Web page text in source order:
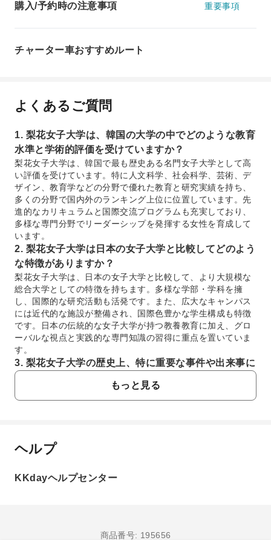
購入/予約時の注意事項 重要事項
チャーター車おすすめルート
よくあるご質問
1. 梨花女子大学は、韓国の大学の中でどのような教育
水準と学術的評価を受けていますか？
梨花女子大学は、韓国で最も歴史ある名門女子大学として高
い評価を受けています。特に人文科学、社会科学、芸術、デ
ザイン、教育学などの分野で優れた教育と研究実績を持ち、
多くの分野で国内外のランキング上位に位置しています。先
進的なカリキュラムと国際交流プログラムも充実しており、
多様な専門分野でリーダーシップを発揮する女性を育成して
います。
2. 梨花女子大学は日本の女子大学と比較してどのよう
な特徴がありますか？
梨花女子大学は、日本の女子大学と比較して、より大規模な
総合大学としての特徴を持ちます。多様な学部・学科を擁
し、国際的な研究活動も活発です。また、広大なキャンパス
には近代的な施設が整備され、国際色豊かな学生構成も特徴
です。日本の伝統的な女子大学が持つ教養教育に加え、グロ
ーバルな視点と実践的な専門知識の習得に重点を置いていま
す。
3. 梨花女子大学の歴史上、特に重要な事件や出来事に
はどのようなものがありますか？
梨花女子大学は、1886年にメアリー・F・スクラントン宣教
師によって設立された、韓国初の近代教育機関です。歴史
には学生運動が活発に行われ、社会変革の一翼を担ったこと
でも知られています。これらの歴史的背景が、現在の梨花女
4. 梨花女子大学が「韓国初の女子大学」として持つ歴
向上と社会進出に多大な貢献をしてきました。その歴史的意
もっと見る
よくあるご質問
1. 梨花女子大学は、韓国の大学の中でどのような
芸術、デザイン、教育学などの分野で優れた教育と研究
ヘルプ
KKdayヘルプセンター
商品番号: 195656